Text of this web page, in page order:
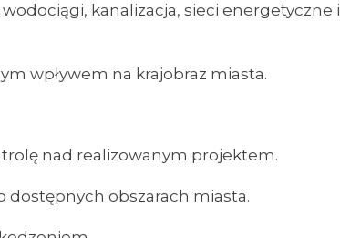
kanalizacja, sieci energetyczne i
wpływem na krajobraz miasta.
nad realizowanym projektem.
obszarach miasta.